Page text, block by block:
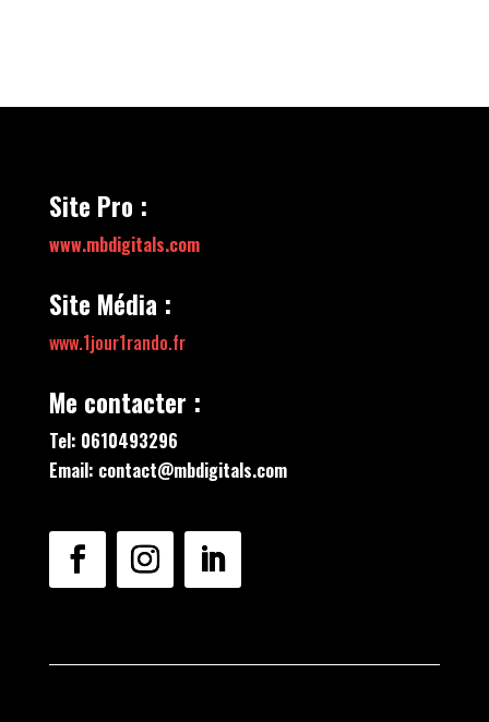
Site Pro :
www.mbdigitals.com
Site Média :
www.1jour1rando.fr
Me contacter :
Tel: 0610493296
Email: contact@mbdigitals.com